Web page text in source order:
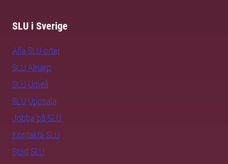
SLU i Sverige
Alla SLU-orter
SLU Alnarp
SLU Umeå
SLU Uppsala
Jobba på SLU
Kontakta SLU
Stöd SLU